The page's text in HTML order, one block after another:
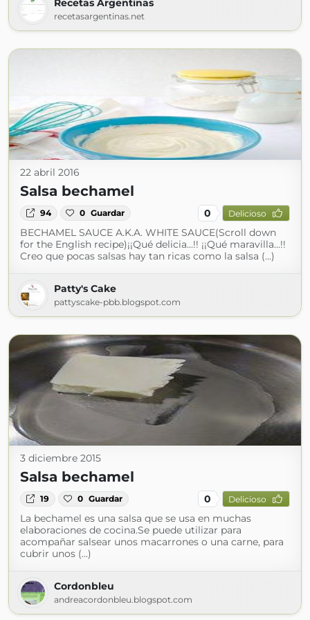
Recetas Argentinas
recetasargentinas.net
22 abril 2016
Salsa bechamel
94 0 Guardar 0 Delicioso
BECHAMEL SAUCE A.K.A. WHITE SAUCE(Scroll down
for the English recipe)¡¡Qué delicia...!! ¡¡Qué maravilla...!!
Creo que pocas salsas hay tan ricas como la salsa (...)
Patty's Cake
pattyscake-pbb.blogspot.com
3 diciembre 2015
Salsa bechamel
19 0 Guardar 0 Delicioso
La bechamel es una salsa que se usa en muchas
elaboraciones de cocina.Se puede utilizar para
acompañar salsear unos macarrones o una carne, para
cubrir unos (...)
Cordonbleu
andreacordonbleu.blogspot.com